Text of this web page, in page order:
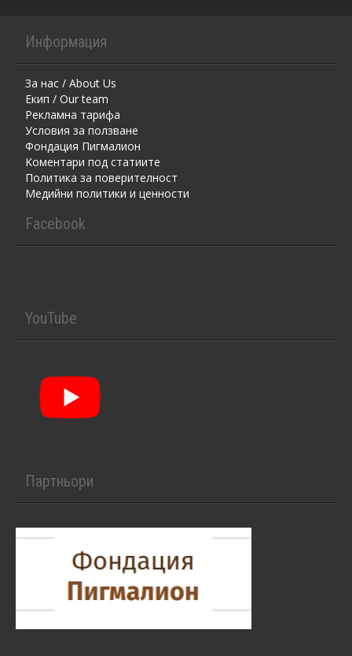
Информация
За нас / About Us
Екип / Our team
Рекламна тарифа
Условия за ползване
Фондация Пигмалион
Kоментaри под статиите
Политика за поверителност
Медийни политики и ценности
Facebook
YouTube
Партньори